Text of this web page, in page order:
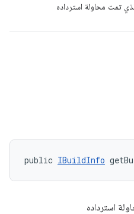
تمت محاولة استرداده
public IBuildInfo
استرداده